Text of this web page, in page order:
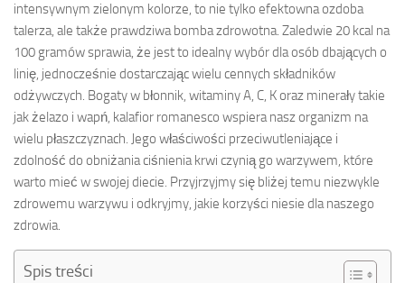
intensywnym zielonym kolorze, to nie tylko efektowna ozdoba
talerza, ale także prawdziwa bomba zdrowotna. Zaledwie 20 kcal na
100 gramów sprawia, że jest to idealny wybór dla osób dbających o
linię, jednocześnie dostarczając wielu cennych składników
odżywczych. Bogaty w błonnik, witaminy A, C, K oraz minerały takie
jak żelazo i wapń, kalafior romanesco wspiera nasz organizm na
wielu płaszczyznach. Jego właściwości przeciwutleniające i
zdolność do obniżania ciśnienia krwi czynią go warzywem, które
warto mieć w swojej diecie. Przyjrzyjmy się bliżej temu niezwykle
zdrowemu warzywu i odkryjmy, jakie korzyści niesie dla naszego
zdrowia.
Spis treści